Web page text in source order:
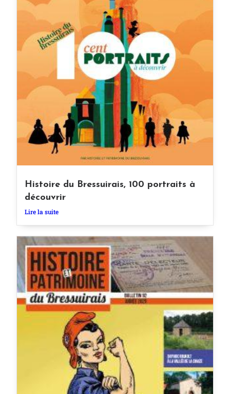
Histoire du Bressuirais, 100 portraits à
découvrir
Lire la suite